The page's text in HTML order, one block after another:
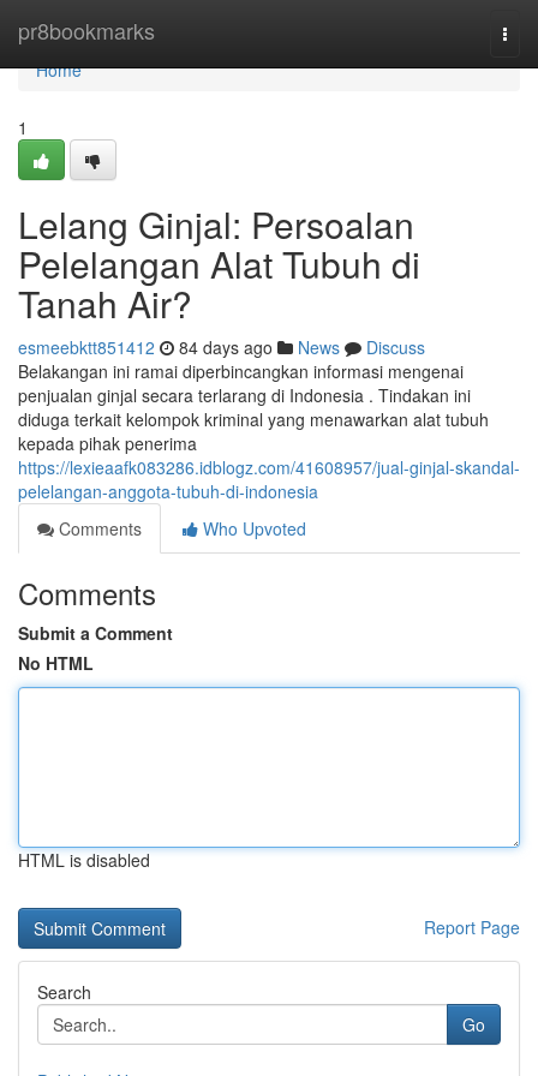
pr8bookmarks
Home
Home
1
Lelang Ginjal: Persoalan
Pelelangan Alat Tubuh di
Tanah Air?
esmeebktt851412 84 days ago News
Discuss
Belakangan ini ramai diperbincangkan informasi mengenai
penjualan ginjal secara terlarang di Indonesia . Tindakan ini
diduga terkait kelompok kriminal yang menawarkan alat tubuh
kepada pihak penerima
https://lexieaafk083286.idblogz.com/41608957/jual-ginjal-skandal-
pelelangan-anggota-tubuh-di-indonesia
Comments
Who Upvoted
Comments
Submit a Comment
No HTML
HTML is disabled
Report Page
Search
Go